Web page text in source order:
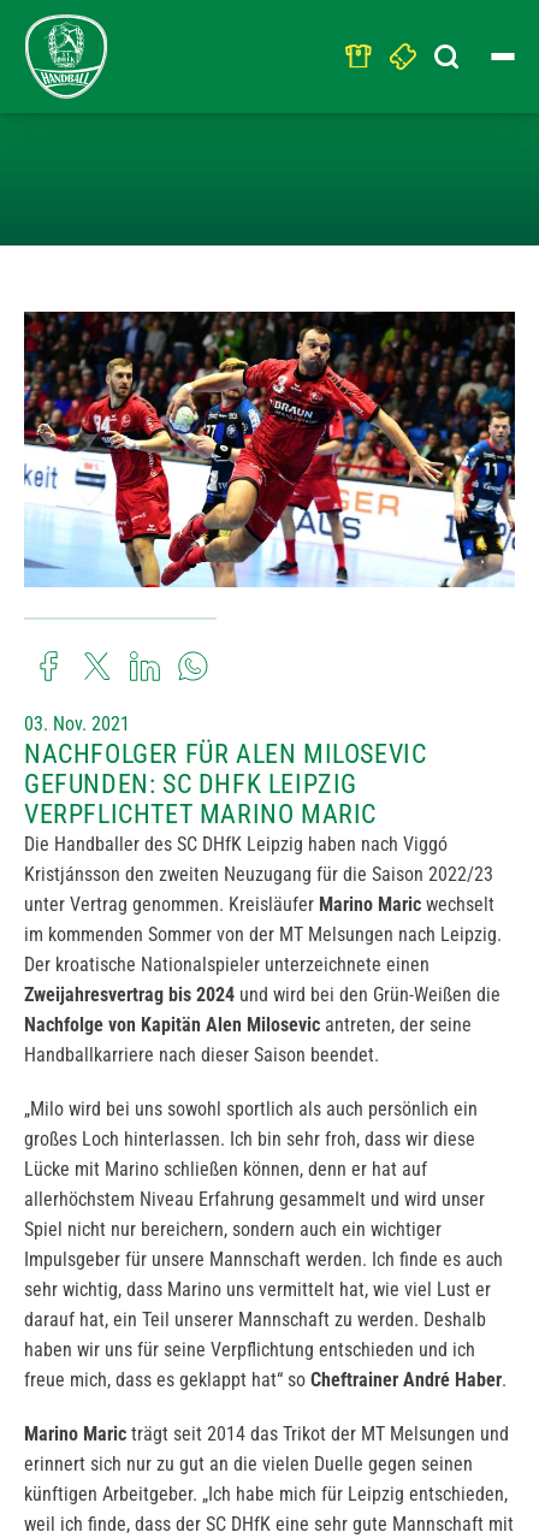
Search
for:
03. Nov. 2021
NACHFOLGER FÜR ALEN MILOSEVIC
GEFUNDEN: SC DHFK LEIPZIG
VERPFLICHTET MARINO MARIC
Die Handballer des SC DHfK Leipzig haben nach Viggó
Kristjánsson den zweiten Neuzugang für die Saison 2022/23
unter Vertrag genommen. Kreisläufer Marino Maric wechselt
im kommenden Sommer von der MT Melsungen nach Leipzig.
Der kroatische Nationalspieler unterzeichnete einen
Zweijahresvertrag bis 2024 und wird bei den Grün-Weißen die
Nachfolge von Kapitän Alen Milosevic antreten, der seine
Handballkarriere nach dieser Saison beendet.
„Milo wird bei uns sowohl sportlich als auch persönlich ein
großes Loch hinterlassen. Ich bin sehr froh, dass wir diese
Lücke mit Marino schließen können, denn er hat auf
allerhöchstem Niveau Erfahrung gesammelt und wird unser
Spiel nicht nur bereichern, sondern auch ein wichtiger
Impulsgeber für unsere Mannschaft werden. Ich finde es auch
sehr wichtig, dass Marino uns vermittelt hat, wie viel Lust er
darauf hat, ein Teil unserer Mannschaft zu werden. Deshalb
haben wir uns für seine Verpflichtung entschieden und ich
freue mich, dass es geklappt hat“ so Cheftrainer André Haber.
Marino Maric trägt seit 2014 das Trikot der MT Melsungen und
erinnert sich nur zu gut an die vielen Duelle gegen seinen
künftigen Arbeitgeber. „Ich habe mich für Leipzig entschieden,
weil ich finde, dass der SC DHfK eine sehr gute Mannschaft mit